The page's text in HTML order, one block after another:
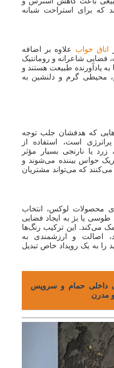
که برای استراحت شبانه
اتاق خواب علاوه بر اضافه
شاعرانه و رومانتیک
به یادآورنده طبیعت هستند و
محیطی گرم و دلنشین به
که هدفشان جلب توجه
است، استفاده از
یا نارنجی بسیار مؤثر
حواس بیننده می‌شوند و
که می‌تواند مشتریان
محصولات لوکس، انتخاب
یا بژ به ایجاد فضایی
می‌کند. این ترکیب رنگ‌ها
اصالت و ارزشمندی به
را به یک رویداد خاص تبدیل
داخلی حمام و سرویس
مدرن